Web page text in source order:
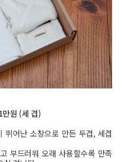
원 (세 겹)
어난 소창으로 만든 두겹, 세겹
부드러워 오래 사용할수록 만족